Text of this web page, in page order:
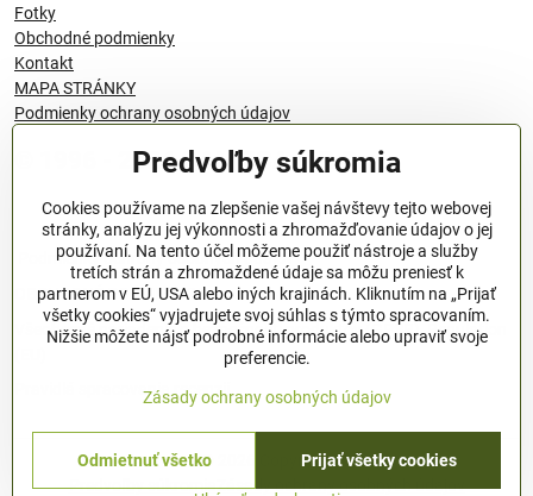
Fotky
Obchodné podmienky
Kontakt
MAPA STRÁNKY
Podmienky ochrany osobných údajov
© 1996 - 2024 QANTICA S.R.O
Podmienky ochrany osobných údajov
OBCHODNÉ PODMIENKY
Všeobecné nariadenie o bezpečnosti produktov (GPSR), Regulation
Pravidlá spracovania recenzií
©
Copyright
Predvoľby súkromiaZásady ochrany osobných údajov
Predvoľby súkromia
Cookies používame na zlepšenie vašej návštevy tejto webovej
stránky, analýzu jej výkonnosti a zhromažďovanie údajov o jej
používaní. Na tento účel môžeme použiť nástroje a služby
tretích strán a zhromaždené údaje sa môžu preniesť k
partnerom v EÚ, USA alebo iných krajinách. Kliknutím na „Prijať
všetky cookies“ vyjadrujete svoj súhlas s týmto spracovaním.
Nižšie môžete nájsť podrobné informácie alebo upraviť svoje
preferencie.
Zásady ochrany osobných údajov
Prijať všetky cookies
Odmietnuť všetko